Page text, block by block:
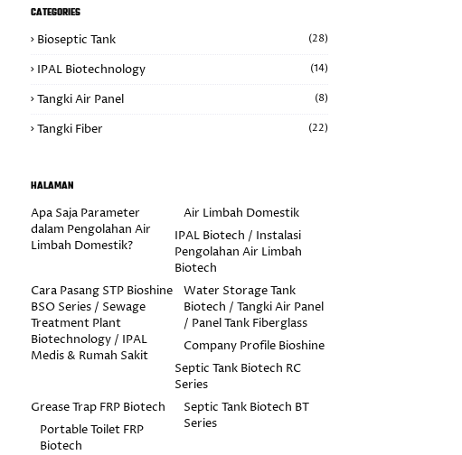
CATEGORIES
Bioseptic Tank (28)
IPAL Biotechnology (14)
Tangki Air Panel (8)
Tangki Fiber (22)
HALAMAN
Apa Saja Parameter
dalam Pengolahan Air
Limbah Domestik?
Air Limbah Domestik
IPAL Biotech / Instalasi
Pengolahan Air Limbah
Biotech
Water Storage Tank
Biotech / Tangki Air Panel
/ Panel Tank Fiberglass
Cara Pasang STP Bioshine
BSO Series / Sewage
Treatment Plant
Biotechnology / IPAL
Medis & Rumah Sakit
Company Profile Bioshine
Septic Tank Biotech RC
Series
Septic Tank Biotech BT
Series
Grease Trap FRP Biotech
Portable Toilet FRP
Biotech